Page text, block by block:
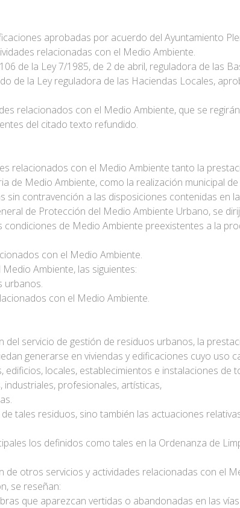
aprobadas por acuerdo del Ayuntamiento
relacionadas con el Medio Ambiente.
de la Ley 7/1985, de 2 de abril, reguladora de las
de la Ley reguladora de las Haciendas Locales,
relacionados con el Medio Ambiente, que se
del citado texto refundido.
relacionados con el Medio Ambiente tanto la
de Medio Ambiente, como la realización municipal
contravención a las disposiciones contenidas en
de Protección del Medio Ambiente Urbano, se
de Medio Ambiente preexistentes a la
con el Medio Ambiente.
Ambiente, las siguientes:
urbanos.
con el Medio Ambiente.
servicio de gestión de residuos urbanos, la
generarse en viviendas y edificaciones cuyo uso
locales, establecimientos e instalaciones de
profesionales, artísticas,
tales residuos, sino también las actuaciones
los definidos como tales en la Ordenanza de
otros servicios y actividades relacionadas con el
se reseñan:
que aparezcan vertidas o abandonadas en las